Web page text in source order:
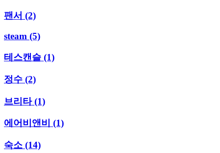
팬서 (2)
steam (5)
테스캔슬 (1)
정수 (2)
브리타(1)
에어비앤비 (1)
숙소 (14)